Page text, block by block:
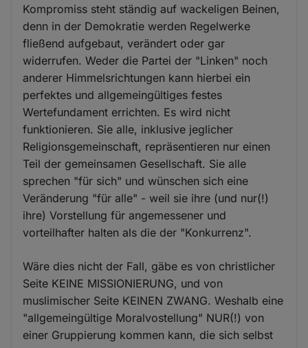
Kompromiss steht ständig auf wackeligen Beinen,
denn in der Demokratie werden Regelwerke
fließend aufgebaut, verändert oder gar
widerrufen. Weder die Partei der "Linken" noch
anderer Himmelsrichtungen kann hierbei ein
perfektes und allgemeingültiges festes
Wertefundament errichten. Es wird nicht
funktionieren. Sie alle, inklusive jeglicher
Religionsgemeinschaft, repräsentieren nur einen
Teil der gemeinsamen Gesellschaft. Sie alle
sprechen "für sich" und wünschen sich eine
Veränderung "für alle" - weil sie ihre (und nur(!)
ihre) Vorstellung für angemessener und
vorteilhafter halten als die der "Konkurrenz".
Wäre dies nicht der Fall, gäbe es von christlicher
Seite KEINE MISSIONIERUNG, und von
muslimischer Seite KEINEN ZWANG. Weshalb eine
"allgemeingültige Moralvostellung" NUR(!) von
einer Gruppierung kommen kann, die sich selbst